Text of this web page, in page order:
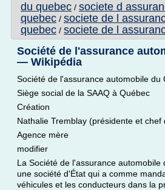
du quebec / societe d
quebec / societe de l
quebec / societe de l
Société de l'assurance
— Wikipédia
Société de l'assurance automobile du
Siège social de la SAAQ à Québec
Création
Nathalie Tremblay (présidente et chef
Agence mère
modifier
La Société de l'assurance automobile
une société d'État qui a comme
véhicules et les conducteurs dans la